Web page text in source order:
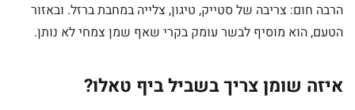
הרבה חום: צריבה של סטייק, טיגון, צלייה במחבת ברזל. ובאזור
הטעם, הוא מוסיף לבשר עומק בקרי שאף שמן צמחי לא נותן.
איזה שומן צריך בשביל ביף טאלו?